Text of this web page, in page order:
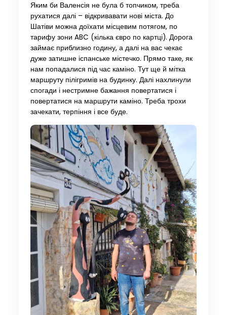
Яким би Валенсія не була б топчиком, треба
рухатися далі – відкривавати нові міста. До
Шатіви можна доїхати місцевим потягом, по
тарифу зони ABC (кілька євро по картці). Дорога
займає приблизно годину, а далі на вас чекає
дуже затишне іспанське містечко. Прямо таке, як
нам попадалися під час каміно. Тут ще й мітка
маршруту пілігримів на будинку. Далі нахлинули
спогади і нестримне бажання повертатися і
повертатися на маршрути каміно. Треба трохи
зачекати, терпіння і все буде.